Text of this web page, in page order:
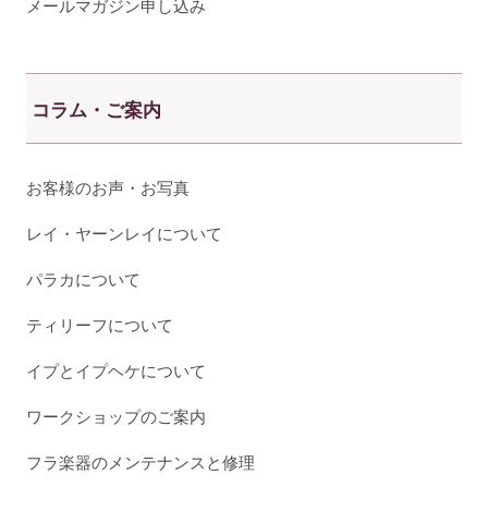
メールマガジン申し込み
コラム・ご案内
お客様のお声・お写真
レイ・ヤーンレイについて
パラカについて
ティリーフについて
イプとイプヘケについて
ワークショップのご案内
フラ楽器のメンテナンスと修理